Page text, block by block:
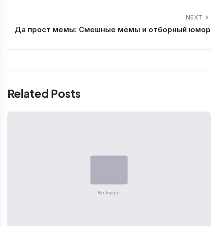
NEXT
Да прост мемы: Смешные мемы и отборный юмор
Related Posts